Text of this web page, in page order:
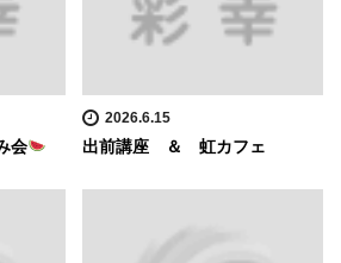
会
2026.6.15
出前講座 ＆ 虹カフェ